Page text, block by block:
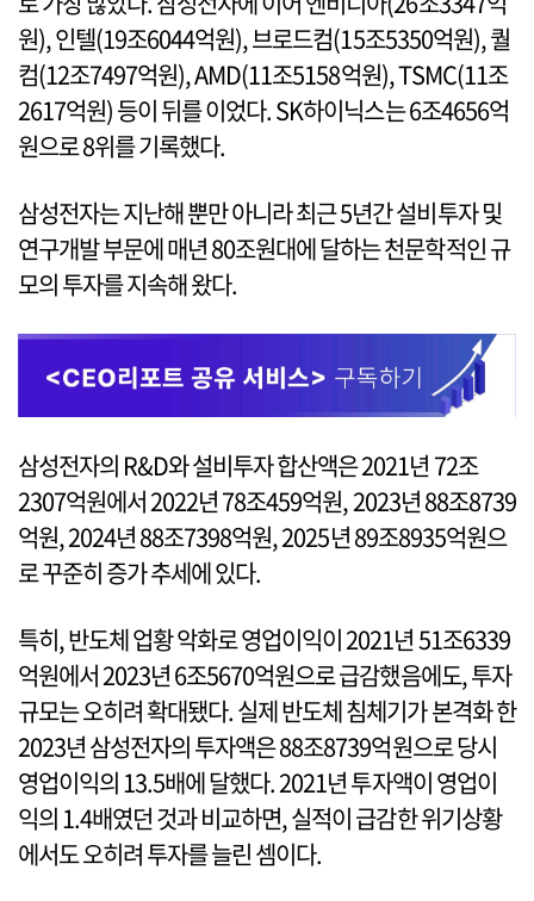
원), 인텔(19조6044억원), 브로드컴(15조5350억원), 퀄
컴(12조7497억원), AMD(11조5158억원), TSMC(11조
2617억원) 등이 뒤를 이었다. SK하이닉스는 6조4656억
원으로 8위를 기록했다.
삼성전자는 지난해 뿐만 아니라 최근 5년간 설비투자 및
연구개발 부문에 매년 80조원대에 달하는 천문학적인 규
모의 투자를 지속해 왔다.
삼성전자의 R&D와 설비투자 합산액은 2021년 72조
2307억원에서 2022년 78조459억원, 2023년 88조8739
억원, 2024년 88조7398억원, 2025년 89조8935억원으
로 꾸준히 증가 추세에 있다.
특히, 반도체 업황 악화로 영업이익이 2021년 51조6339
억원에서 2023년 6조5670억원으로 급감했음에도, 투자
규모는 오히려 확대됐다. 실제 반도체 침체기가 본격화 한
2023년 삼성전자의 투자액은 88조8739억원으로 당시
영업이익의 13.5배에 달했다. 2021년 투자액이 영업이
익의 1.4배였던 것과 비교하면, 실적이 급감한 위기상황
에서도 오히려 투자를 늘린 셈이다.